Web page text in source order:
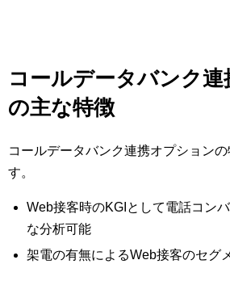
コールデータバンク
の主な特徴
コールデータバンク連携オプション
す。
Web接客時のKGIとして電話コン
な分析可能
架電の有無によるWeb接客のセグ